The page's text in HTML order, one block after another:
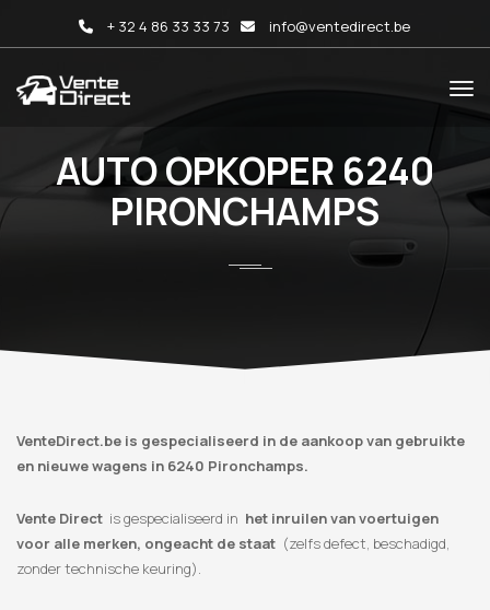
+ 32 4 86 33 33 73 info@ventedirect.be
AUTO OPKOPER 6240
PIRONCHAMPS
VenteDirect.be is gespecialiseerd in de aankoop van gebruikte
en nieuwe wagens in 6240 Pironchamps.
Vente Direct is gespecialiseerd in het inruilen van voertuigen
voor alle merken, ongeacht de staat (zelfs defect, beschadigd,
zonder technische keuring).